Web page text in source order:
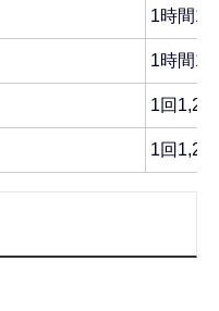
1時間
1時間
1回
1回